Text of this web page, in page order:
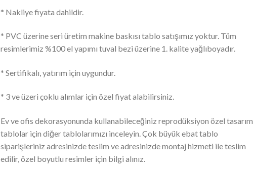
* Nakliye fiyata dahildir.
* PVC üzerine seri üretim makine baskısı tablo satışımız yoktur. Tüm
resimlerimiz %100 el yapımı tuval bezi üzerine 1. kalite yağlıboyadır.
* Sertifikalı, yatırım için uygundur.
* 3 ve üzeri çoklu alımlar için özel fiyat alabilirsiniz.
Ev ve ofis dekorasyonunda kullanabileceğiniz reprodüksiyon özel tasarım
tablolar için diğer tablolarımızı inceleyin. Çok büyük ebat tablo
siparişleriniz adresinizde teslim ve adresinizde montaj hizmeti ile teslim
edilir, özel boyutlu resimler için bilgi alınız.